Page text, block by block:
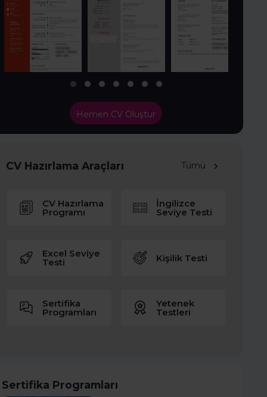
Hemen CV Oluştur
CV Hazırlama Araçları Tümü
CV Hazırlama
Programı
İngilizce
Seviye Testi
Excel Seviye
Testi Kişilik Testi
Sertifika
Programları
Yetenek
Testleri
Sertifika Programları